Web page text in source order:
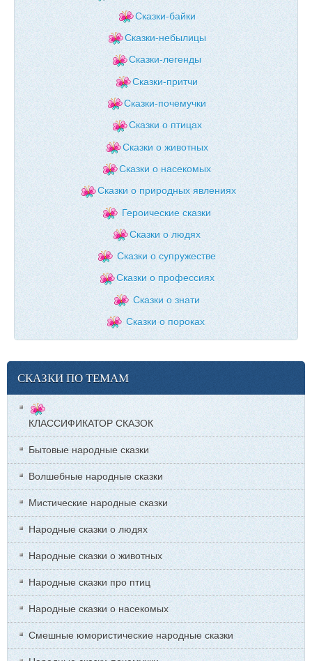
Сказки-байки
Сказки-небылицы
Сказки-легенды
Сказки-притчи
Сказки-почемучки
Сказки о птицах
Сказки о животных
Сказки о насекомых
Сказки о природных явлениях
Героические сказки
Сказки о людях
Сказки о супружестве
Сказки о профессиях
Сказки о знати
Сказки о пороках
СКАЗКИ ПО ТЕМАМ
КЛАССИФИКАТОР СКАЗОК
Бытовые народные сказки
Волшебные народные сказки
Мистические народные сказки
Народные сказки о людях
Народные сказки о животных
Народные сказки про птиц
Народные сказки о насекомых
Смешные юмористические народные сказки